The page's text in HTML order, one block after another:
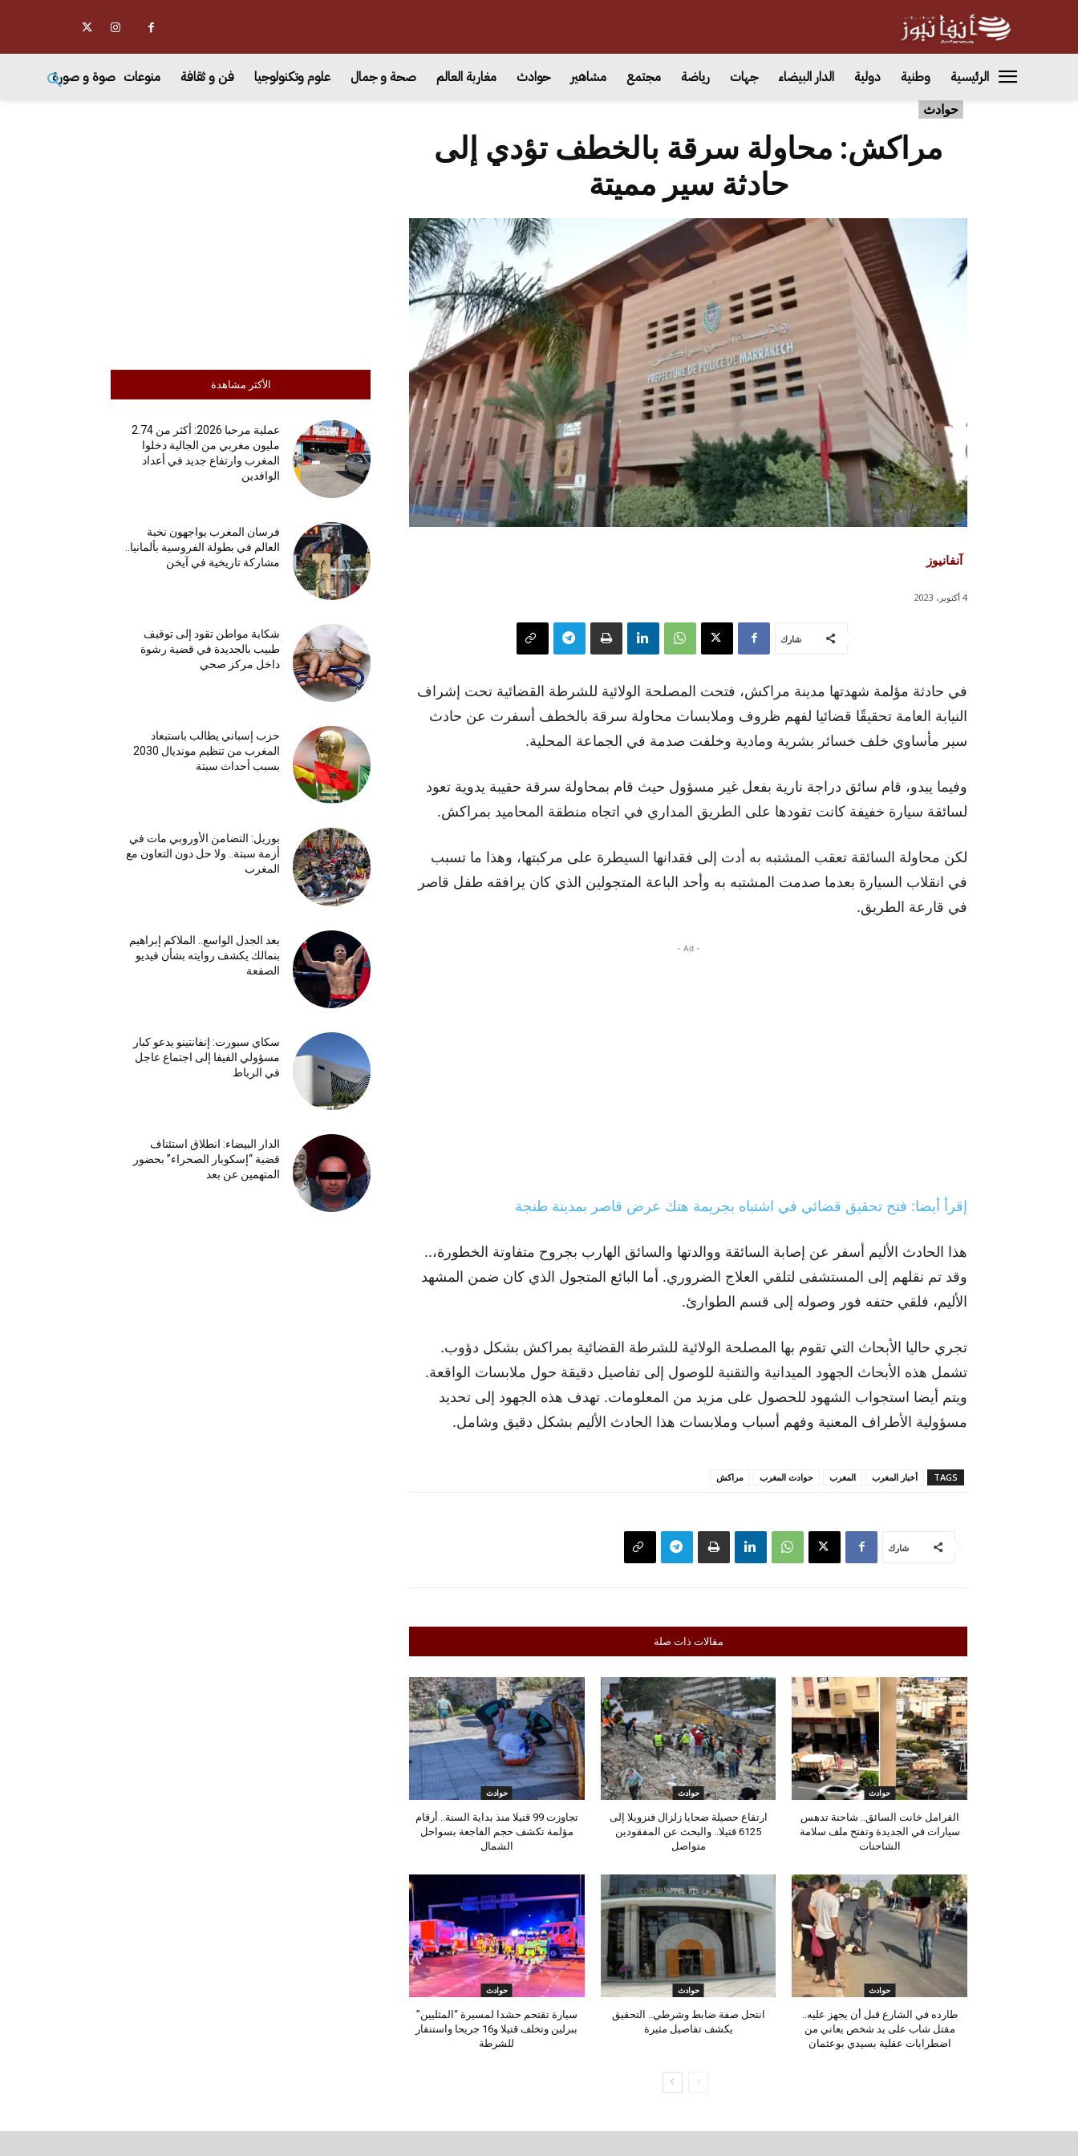
الرئيسية وطنية دولية الدار البيضاء جهات رياضة مجتمع مشاهير حوادث مغاربة العالم صحة و جمال علوم وتكنولوجيا فن و ثقافة منوعات صوة و صورة
حوادث
الأكثر مشاهدة
عملية مرحبا 2026: أكثر من 2.74
مليون مغربي من الجالية دخلوا
المغرب وارتفاع جديد في أعداد
الوافدين
فرسان المغرب يواجهون نخبة
العالم في بطولة الفروسية بألمانيا..
مشاركة تاريخية في آيخن
شكاية مواطن تقود إلى توقيف
طبيب بالجديدة في قضية رشوة
داخل مركز صحي
حزب إسباني يطالب باستبعاد
المغرب من تنظيم مونديال 2030
بسبب أحداث سبتة
بوريل: التضامن الأوروبي مات في
أزمة سبتة.. ولا حل دون التعاون مع
المغرب
بعد الجدل الواسع.. الملاكم إبراهيم
بنمالك يكشف روايته بشأن فيديو
الصفعة
سكاي سبورت: إنفانتينو يدعو كبار
مسؤولي الفيفا إلى اجتماع عاجل
في الرباط
الدار البيضاء: انطلاق استئناف
قضية “إسكوبار الصحراء” بحضور
المتهمين عن بعد
مراكش: محاولة سرقة بالخطف تؤدي إلى
حادثة سير مميتة
آنفانيوز
4 أكتوبر، 2023
شارك
في حادثة مؤلمة شهدتها مدينة مراكش، فتحت المصلحة الولائية للشرطة القضائية تحت إشراف
النيابة العامة تحقيقًا قضائيا لفهم ظروف وملابسات محاولة سرقة بالخطف أسفرت عن حادث
سير مأساوي خلف خسائر بشرية ومادية وخلفت صدمة في الجماعة المحلية.
وفيما يبدو، قام سائق دراجة نارية بفعل غير مسؤول حيث قام بمحاولة سرقة حقيبة يدوية تعود
لسائقة سيارة خفيفة كانت تقودها على الطريق المداري في اتجاه منطقة المحاميد بمراكش.
لكن محاولة السائقة تعقب المشتبه به أدت إلى فقدانها السيطرة على مركبتها، وهذا ما تسبب
في انقلاب السيارة بعدما صدمت المشتبه به وأحد الباعة المتجولين الذي كان يرافقه طفل قاصر
في قارعة الطريق.
- Ad -
إقرأ أيضا: فتح تحقيق قضائي في اشتباه بجريمة هتك عرض قاصر بمدينة طنجة
هذا الحادث الأليم أسفر عن إصابة السائقة ووالدتها والسائق الهارب بجروح متفاوتة الخطورة،..
وقد تم نقلهم إلى المستشفى لتلقي العلاج الضروري. أما البائع المتجول الذي كان ضمن المشهد
الأليم، فلقي حتفه فور وصوله إلى قسم الطوارئ.
تجري حاليا الأبحاث التي تقوم بها المصلحة الولائية للشرطة القضائية بمراكش بشكل دؤوب.
تشمل هذه الأبحاث الجهود الميدانية والتقنية للوصول إلى تفاصيل دقيقة حول ملابسات الواقعة.
ويتم أيضا استجواب الشهود للحصول على مزيد من المعلومات. تهدف هذه الجهود إلى تحديد
مسؤولية الأطراف المعنية وفهم أسباب وملابسات هذا الحادث الأليم بشكل دقيق وشامل.
TAGS أخبار المغرب المغرب حوادث المغرب مراكش
شارك
مقالات ذات صلة
حوادث
الفرامل خانت السائق.. شاحنة تدهس
سيارات في الجديدة وتفتح ملف سلامة
الشاحنات
حوادث
ارتفاع حصيلة ضحايا زلزال فنزويلا إلى
6125 قتيلا.. والبحث عن المفقودين
متواصل
حوادث
تجاوزت 99 قتيلا منذ بداية السنة.. أرقام
مؤلمة تكشف حجم الفاجعة بسواحل
الشمال
حوادث
طارده في الشارع قبل أن يجهز عليه..
مقتل شاب على يد شخص يعاني من
اضطرابات عقلية بسيدي بوعثمان
حوادث
انتحل صفة ضابط وشرطي.. التحقيق
يكشف تفاصيل مثيرة
حوادث
سيارة تقتحم حشدا لمسيرة “المثليين”
ببرلين وتخلف قتيلا و16 جريحا واستنفار
للشرطة